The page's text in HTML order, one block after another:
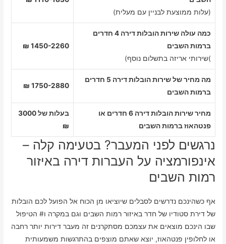
(עלות ממוצעת לבניין עם מעלית)
כמה עולה שירות הובלות דירה 4 חדרים
ברמות השבים
)שירותי אריזה בתשלום נוסף)
1450-2260 ₪
מה מחיר של שירות הובלות דירה 5 חדרים
ברמות השבים
1750-2880 ₪
מחיר שירות הובלות דירה 6 חדרים או
פנטהאוז ברמות השבים
בעלות של 3000
₪
נרגשים לפני המעבר? בטעימה קלה –
אינפורמציה על העברות דירה באיזור
רמות השבים
אף כשהינכם נדרשים לסבלים שיוציאו מן הכוח אל הפועל לכם הובלות
של דירת סטודיו של חדר באיזור רמות השבים וגם במקרה ו# הטיפול
שבו הינכם מוצאים את עצמכם מסתקרנים זה מעבר דירות יותר רחבה
או לחלופין פנטהאוז, יוצא שאתם מוצפים בהתרגשות משמעותית